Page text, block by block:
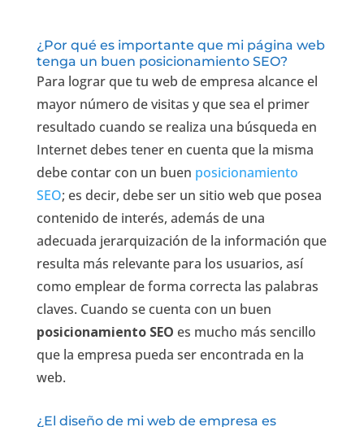
¿Por qué es importante que mi página web
tenga un buen posicionamiento SEO?
Para lograr que tu web de empresa alcance el
mayor número de visitas y que sea el primer
resultado cuando se realiza una búsqueda en
Internet debes tener en cuenta que la misma
debe contar con un buen posicionamiento
SEO; es decir, debe ser un sitio web que posea
contenido de interés, además de una
adecuada jerarquización de la información que
resulta más relevante para los usuarios, así
como emplear de forma correcta las palabras
claves. Cuando se cuenta con un buen
posicionamiento SEO es mucho más sencillo
que la empresa pueda ser encontrada en la
web.
¿El diseño de mi web de empresa es